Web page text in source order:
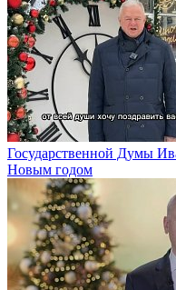
Государственной Думы
Новым годом